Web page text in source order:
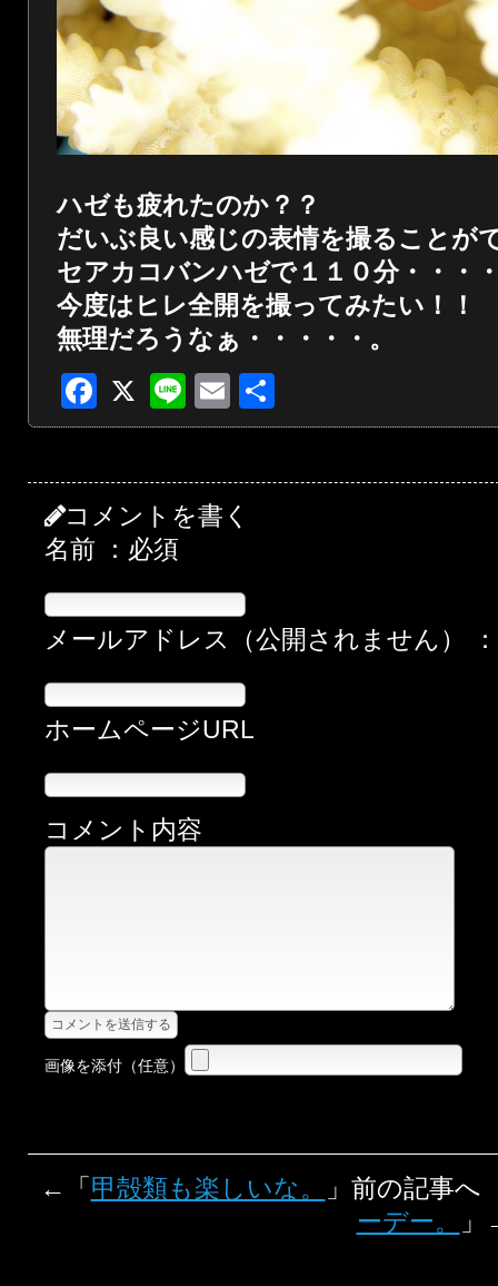
ハゼも疲れたのか？？
だいぶ良い感じの表情を撮ることが
セアカコバンハゼで１１０分・・・
今度はヒレ全開を撮ってみたい！！
無理だろうなぁ・・・・・。
Facebook
X LineEmail
有
コメントを書く
名前 ：必須
メールアドレス（公開されません）
ホームページURL
コメント内容
画像を添付（任意）
←「 甲殻類も楽しいな。
」前の記事
ーデー。